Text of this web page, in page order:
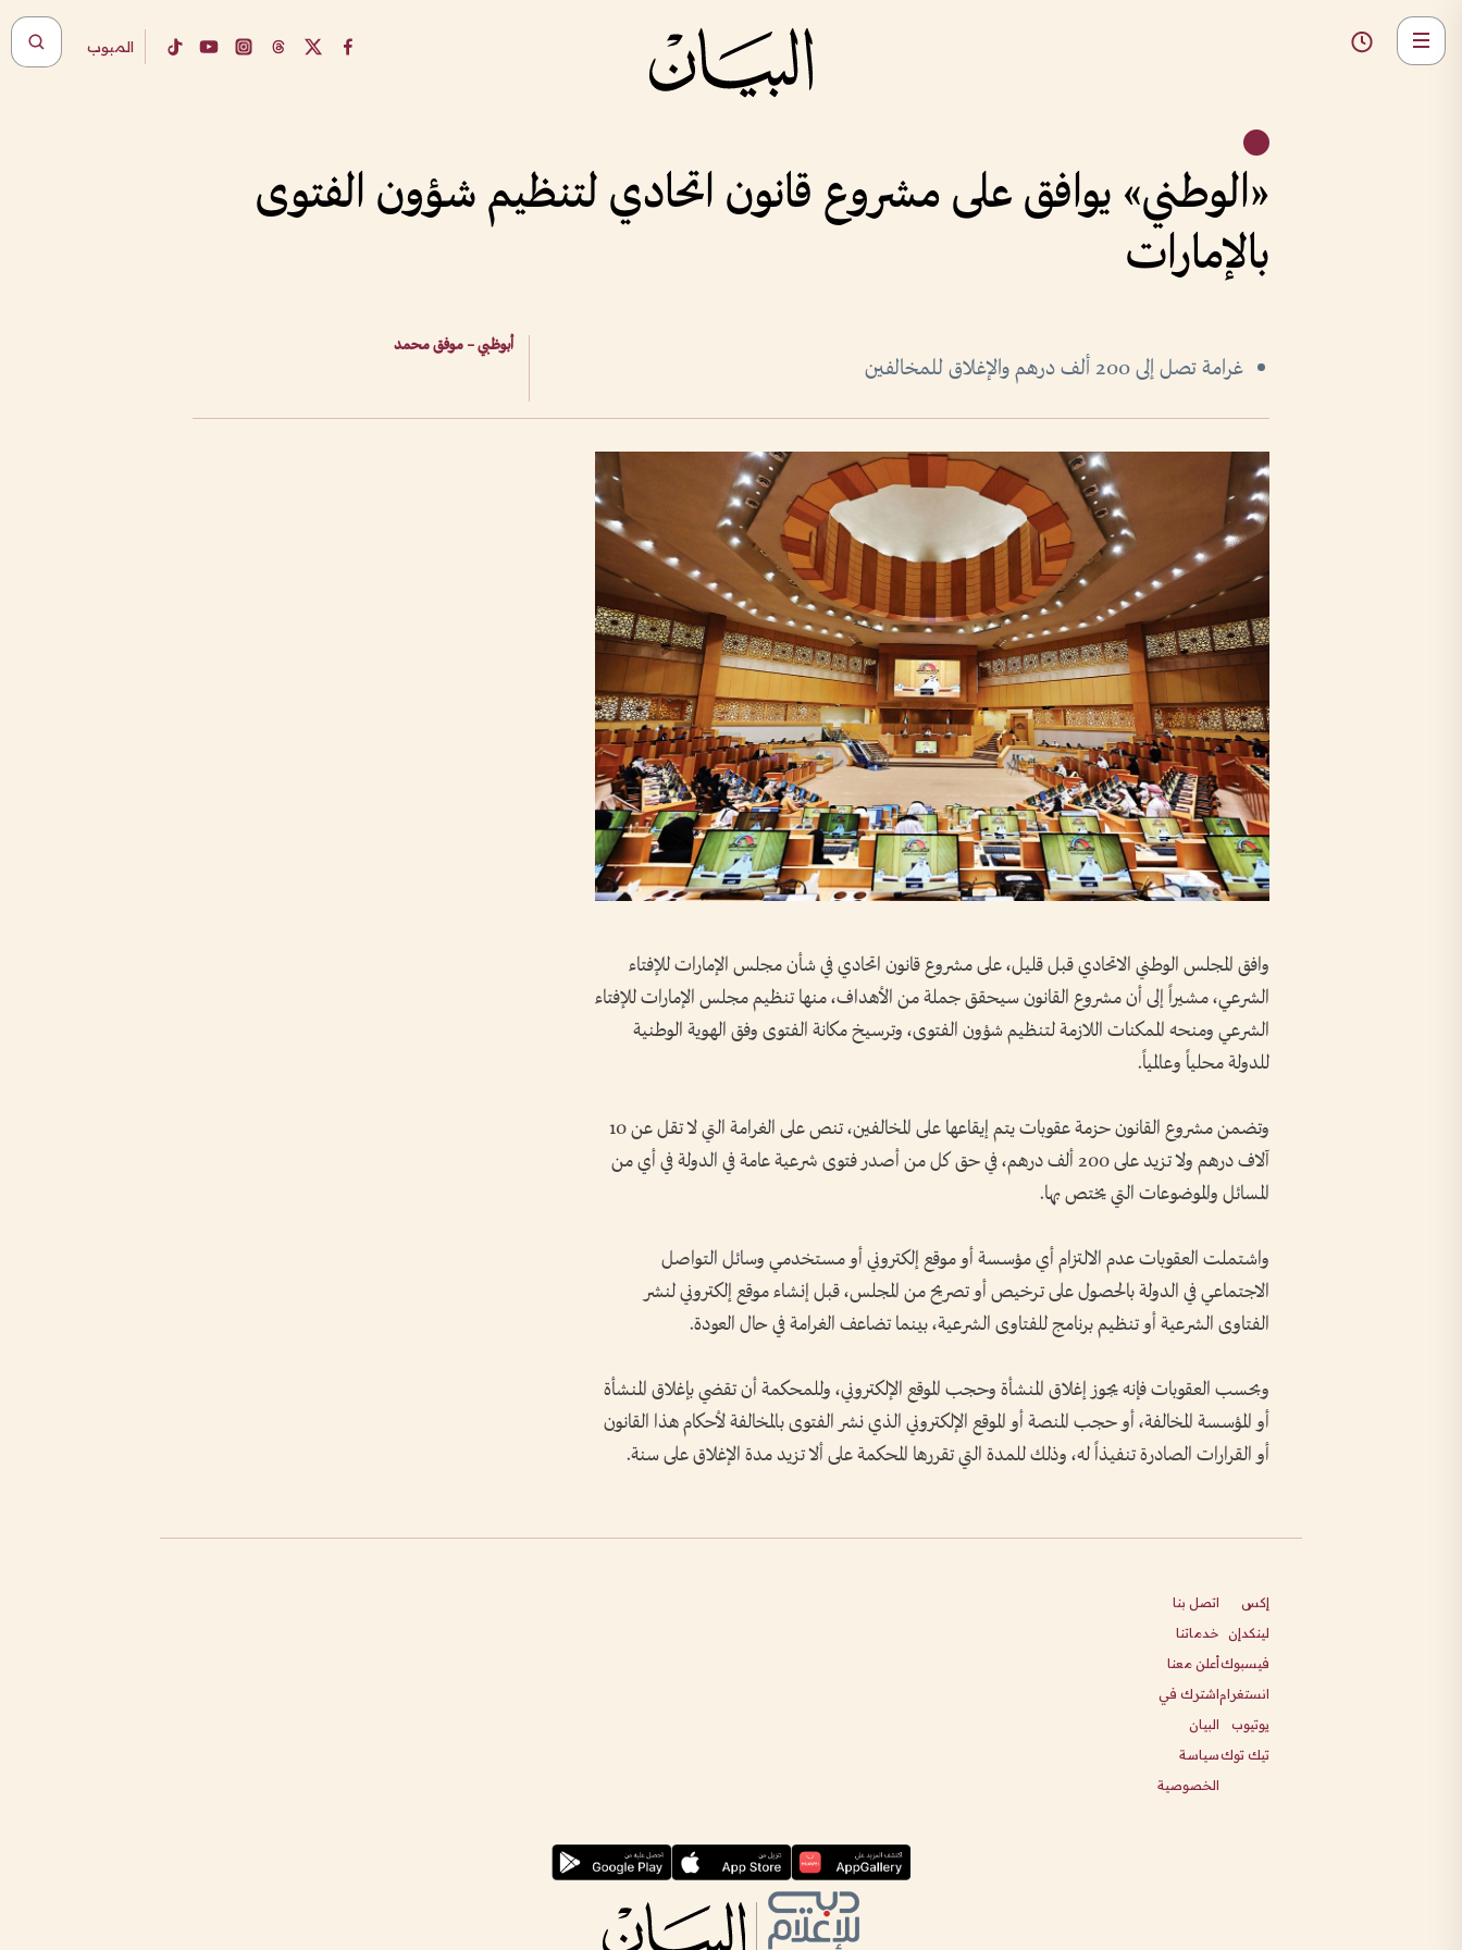
المبوب
«الوطني» يوافق على مشروع قانون اتحادي لتنظيم شؤون الفتوى
بالإمارات
غرامة تصل إلى 200 ألف درهم والإغلاق للمخالفين
أبوظبي – موفق محمد
وافق المجلس الوطني الاتحادي قبل قليل، على مشروع قانون اتحادي في شأن مجلس الإمارات للإفتاء
الشرعي، مشيراً إلى أن مشروع القانون سيحقق جملة من الأهداف، منها تنظيم مجلس الإمارات للإفتاء
الشرعي ومنحه الممكنات اللازمة لتنظيم شؤون الفتوى، وترسيخ مكانة الفتوى وفق الهوية الوطنية
للدولة محلياً وعالمياً.
وتضمن مشروع القانون حزمة عقوبات يتم إيقاعها على المخالفين، تنص على الغرامة التي لا تقل عن 10
آلاف درهم ولا تزيد على 200 ألف درهم، في حق كل من أصدر فتوى شرعية عامة في الدولة في أي من
المسائل والموضوعات التي يختص بها.
واشتملت العقوبات عدم الالتزام أي مؤسسة أو موقع إلكتروني أو مستخدمي وسائل التواصل
الاجتماعي في الدولة بالحصول على ترخيص أو تصريح من المجلس، قبل إنشاء موقع إلكتروني لنشر
الفتاوى الشرعية أو تنظيم برنامج للفتاوى الشرعية، بينما تضاعف الغرامة في حال العودة.
وبحسب العقوبات فإنه يجوز إغلاق المنشأة وحجب الموقع الإلكتروني، وللمحكمة أن تقضي بإغلاق المنشأة
أو المؤسسة المخالفة، أو حجب المنصة أو الموقع الإلكتروني الذي نشر الفتوى بالمخالفة لأحكام هذا القانون
أو القرارات الصادرة تنفيذاً له، وذلك للمدة التي تقررها المحكمة على ألا تزيد مدة الإغلاق على سنة.
إكس
لينكدإن
فيسبوك
انستغرام
يوتيوب
تيك توك
اتصل بنا
خدماتنا
أعلن معنا
اشترك في
البيان
سياسة
الخصوصية